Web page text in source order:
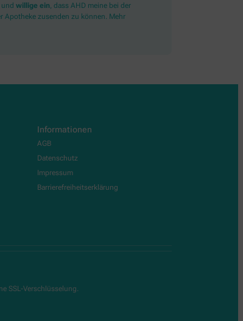
und willige ein, dass AHD meine bei der
Apotheke zusenden zu können. Mehr
Informationen
AGB
Datenschutz
Impressum
Barrierefreiheitserklärung
SSL-Verschlüsselung.